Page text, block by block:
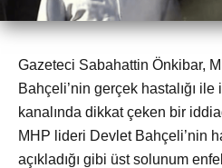
Gazeteci Sabahattin Önkibar,
Bahçeli’nin gerçek hastalığı
kanalında dikkat çeken bir
MHP lideri Devlet Bahçeli’nin
açıkladığı gibi üst solunum